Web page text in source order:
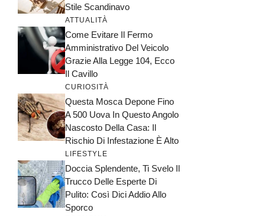
Stile Scandinavo
ATTUALITÀ
Come Evitare Il Fermo
Amministrativo Del Veicolo
Grazie Alla Legge 104, Ecco
Il Cavillo
CURIOSITÀ
Questa Mosca Depone Fino
A 500 Uova In Questo Angolo
Nascosto Della Casa: Il
Rischio Di Infestazione È Alto
LIFESTYLE
Doccia Splendente, Ti Svelo Il
Trucco Delle Esperte Di
Pulito: Così Dici Addio Allo
Sporco